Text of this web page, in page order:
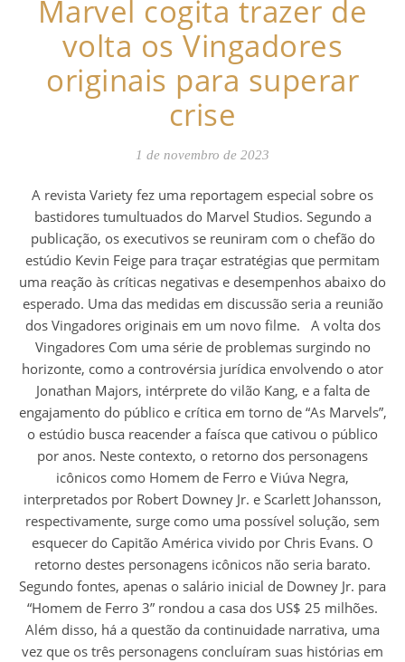
Marvel cogita trazer de
volta os Vingadores
originais para superar
crise
1 de novembro de 2023
A revista Variety fez uma reportagem especial sobre os
bastidores tumultuados do Marvel Studios. Segundo a
publicação, os executivos se reuniram com o chefão do
estúdio Kevin Feige para traçar estratégias que permitam
uma reação às críticas negativas e desempenhos abaixo do
esperado. Uma das medidas em discussão seria a reunião
dos Vingadores originais em um novo filme. A volta dos
Vingadores Com uma série de problemas surgindo no
horizonte, como a controvérsia jurídica envolvendo o ator
Jonathan Majors, intérprete do vilão Kang, e a falta de
engajamento do público e crítica em torno de “As Marvels”,
o estúdio busca reacender a faísca que cativou o público
por anos. Neste contexto, o retorno dos personagens
icônicos como Homem de Ferro e Viúva Negra,
interpretados por Robert Downey Jr. e Scarlett Johansson,
respectivamente, surge como uma possível solução, sem
esquecer do Capitão América vivido por Chris Evans. O
retorno destes personagens icônicos não seria barato.
Segundo fontes, apenas o salário inicial de Downey Jr. para
“Homem de Ferro 3” rondou a casa dos US$ 25 milhões.
Além disso, há a questão da continuidade narrativa, uma
vez que os três personagens concluíram suas histórias em